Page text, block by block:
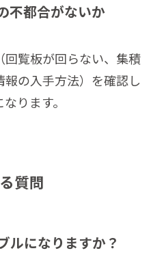
不都合がないか
覧板が回らない、集積
の入手方法）を確認し
ります。
質問
ルになりますか？